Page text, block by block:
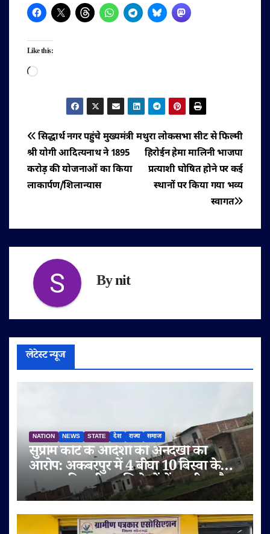
Like this:
Loading…
पोस्ट
नेविगेशन
मथुरा लोकसभा सीट से फिल्मी
हिरोईन हेमा मालिनी भाजपा
प्रत्याशी घोषित होने पर कई
स्थानों पर किया गया भव्य
स्वागत
सिद्धार्थ नगर पहुंचे मुख्यमंत्री
श्री योगी आदित्यनाथ ने 1895
करोड़़ की योजनाओं का किया
लाकार्पण/शिलान्यास
Bynit
लेटेस्ट न्यूज
NATION NEWS STATE देश राज्य समाज
सुप्रीम कोर्ट के आदेशों की अनदेखी का
आरोप: अकबरपुर में 4 बीघा 10 बिस्वा के
तालाब की जमीन अभिलेखों में बदली, अवैध
प्लॉटिंग का भी दावा